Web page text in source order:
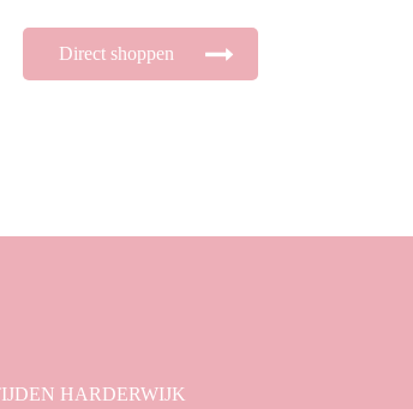
Direct shoppen
HARDERWIJK